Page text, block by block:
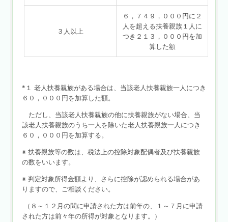
３人以上
６，７４９，０００円に２
人を超える扶養親族１人に
つき２１３，０００円を加
算した額
*１ 老人扶養親族がある場合は、当該老人扶養親族一人につき
６０，０００円を加算した額。
ただし、当該老人扶養親族の他に扶養親族がない場合、当
該老人扶養親族のうち一人を除いた老人扶養親族一人につき
６０，０００円を加算する。
※ 扶養親族等の数は、税法上の控除対象配偶者及び扶養親族
の数をいいます。
※ 判定対象所得金額より、さらに控除が認められる場合があ
りますので、ご相談ください。
（８～１２月の間に申請された方は前年の、１～７月に申請
された方は前々年の所得が対象となります。）